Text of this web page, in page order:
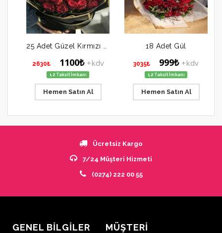
2630₺ 1100₺ +kdv
12 Taksit İmkanı
Hemen Satın Al
18 Adet Gül
3035₺ 999₺ +kdv
12 Taksit İmkanı
Hemen Satın Al
Ücretsiz Kargo
7/24 Müşteri Hizmeti
(0274) 222 00 55
GENEL BİLGİLER MÜŞTERİ